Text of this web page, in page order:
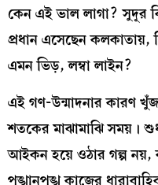
কেন এই ভাল লাগা? সুদূর
প্রধান এসেছেন কলকাতায়,
এমন ভিড়, লম্বা লাইন?
এই গণ-উন্মাদনার কারণ
শতকের মাঝামাঝি সময়।
আইকন হয়ে ওঠার গল্প নয়,